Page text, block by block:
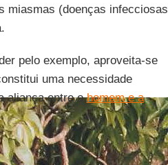
miasmas (doenças infecciosas
pelo exemplo, aproveita-se
uma necessidade
aliança entre ohomem e a